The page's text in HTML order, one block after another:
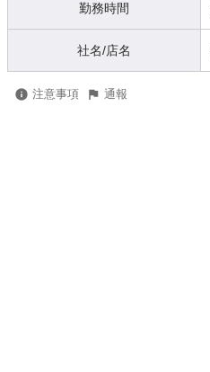
勤務時間
社名/店名
注意事項 通報